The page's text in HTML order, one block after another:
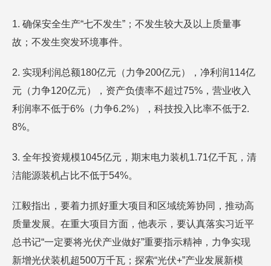
1. 确保安全生产“七不发生”；不发生较大及以上质量事
故；不发生突发环境事件。
2. 实现利润总额180亿元（力争200亿元），净利润114亿
元（力争120亿元），资产负债率不超过75%，营业收入
利润率不低于6%（力争6.2%），科技投入比率不低于2.
8%。
3. 全年投资规模1045亿元，期末电力装机1.71亿千瓦，清
洁能源装机占比不低于54%。
江毅指出，要着力抓好重大项目和区域统筹协同，推动高
质量发展。在重大项目方面，他表示，要认真落实习近平
总书记“一定要将光伏产业做好”重要指示精神，力争实现
新增光伏装机超500万千瓦；探索“光伏+”产业发展新模